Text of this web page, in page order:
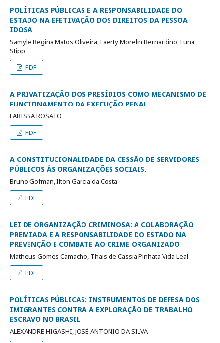
POLÍTICAS PÚBLICAS E A RESPONSABILIDADE DO
ESTADO NA EFETIVAÇÃO DOS DIREITOS DA PESSOA
IDOSA
Samyle Regina Matos Oliveira, Laerty Morelin Bernardino, Luna
Stipp
PDF
A PRIVATIZAÇÃO DOS PRESÍDIOS COMO MECANISMO DE
FUNCIONAMENTO DA EXECUÇÃO PENAL
LARISSA ROSATO
PDF
A CONSTITUCIONALIDADE DA CESSÃO DE SERVIDORES
PÚBLICOS ÀS ORGANIZAÇÕES SOCIAIS.
Bruno Gofman, Ilton Garcia da Costa
PDF
LEI DE ORGANIZAÇÃO CRIMINOSA: A COLABORAÇÃO
PREMIADA E A RESPONSABILIDADE DO ESTADO NA
PREVENÇÃO E COMBATE AO CRIME ORGANIZADO
Matheus Gomes Camacho, Thais de Cassia Pinhata Vida Leal
PDF
POLÍTICAS PÚBLICAS: INSTRUMENTOS DE DEFESA DOS
IMIGRANTES CONTRA A EXPLORAÇÃO DE TRABALHO
ESCRAVO NO BRASIL
ALEXANDRE HIGASHI, JOSÉ ANTONIO DA SILVA